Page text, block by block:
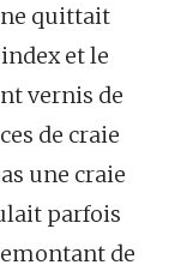
quittait
et le
vernis de
de craie
une craie
parfois
de